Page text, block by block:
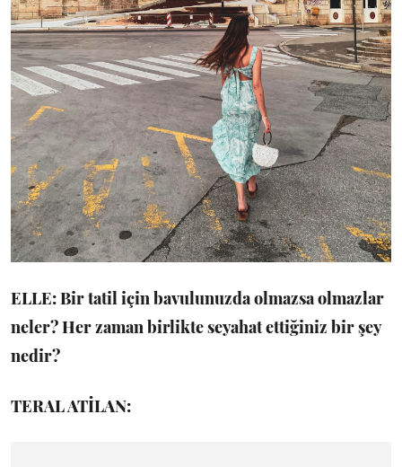
ELLE: Bir tatil için bavulunuzda olmazsa olmazlar
neler? Her zaman birlikte seyahat ettiğiniz bir şey
nedir?
TERAL ATİLAN: